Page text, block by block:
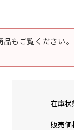
もご覧ください。
在庫状
販売価